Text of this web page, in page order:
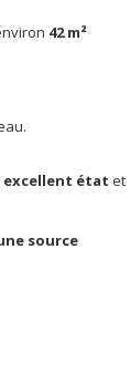
42 m²
excellent état et
source